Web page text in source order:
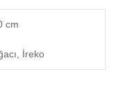
cm
İreko